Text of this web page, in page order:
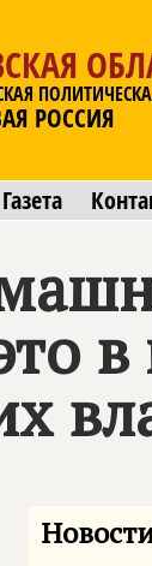
РОССИЯ
Газета